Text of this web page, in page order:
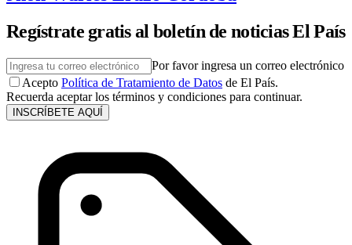
Regístrate gratis al boletín de noticias El País
Por favor ingresa un correo electrónico
Acepto Política de Tratamiento de Datos de El País.
Recuerda aceptar los términos y condiciones para continuar.
INSCRÍBETE AQUÍ